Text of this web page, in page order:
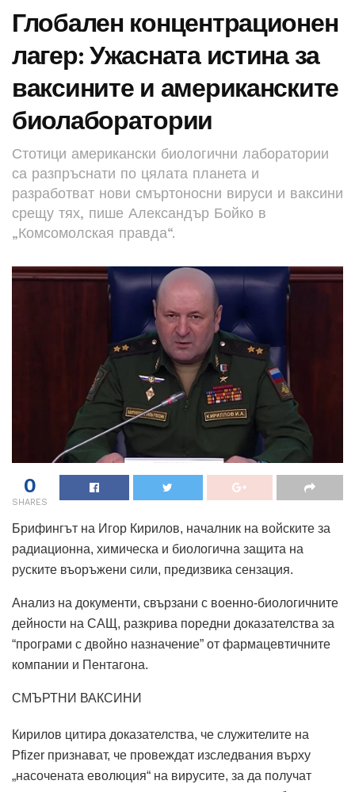
Глобален концентрационен
лагер: Ужасната истина за
ваксините и американските
биолаборатории
Стотици американски биологични лаборатории
са разпръснати по цялата планета и
разработват нови смъртоносни вируси и ваксини
срещу тях, пише Александър Бойко в
„Комсомолская правда“.
0
SHARES
Брифингът на Игор Кирилов, началник на войските за
радиационна, химическа и биологична защита на
руските въоръжени сили, предизвика сензация.
Анализ на документи, свързани с военно-биологичните
дейности на САЩ, разкрива поредни доказателства за
“програми с двойно назначение” от фармацевтичните
компании и Пентагона.
СМЪРТНИ ВАКСИНИ
Кирилов цитира доказателства, че служителите на
Pfizer признават, че провеждат изследвания върху
„насочената еволюция“ на вирусите, за да получат